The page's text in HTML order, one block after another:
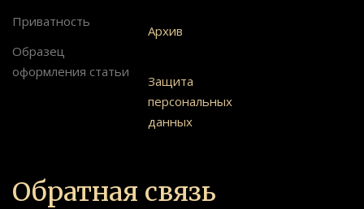
Приватность
Образец
оформления статьи
Архив
Защита
персональных
данных
Обратная связь